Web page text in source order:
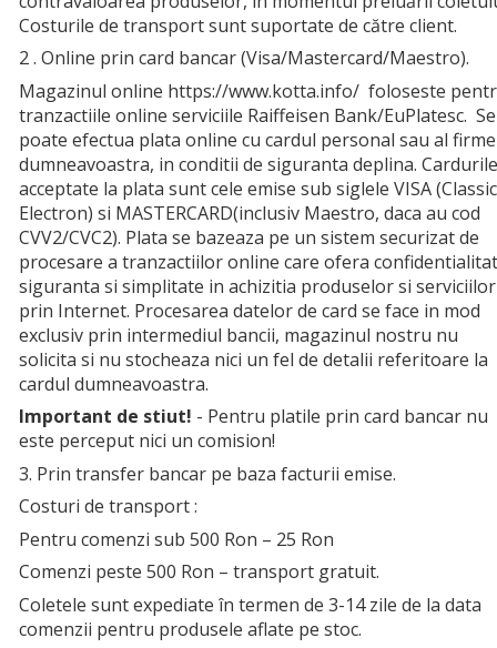
Costurile de transport sunt suportate de către client.
2 . Online prin card bancar (Visa/Mastercard/Maestro).
Magazinul online https://www.kotta.info/ foloseste
tranzactiile online serviciile Raiffeisen Bank/EuPlatesc. Se
poate efectua plata online cu cardul personal sau al
dumneavoastra, in conditii de siguranta deplina. Cardurile
acceptate la plata sunt cele emise sub siglele VISA
Electron) si MASTERCARD(inclusiv Maestro, daca au cod
CVV2/CVC2). Plata se bazeaza pe un sistem securizat de
procesare a tranzactiilor online care ofera
siguranta si simplitate in achizitia produselor si serviciilor
prin Internet. Procesarea datelor de card se face in mod
exclusiv prin intermediul bancii, magazinul nostru nu
solicita si nu stocheaza nici un fel de detalii referitoare la
cardul dumneavoastra.
Important de stiut! - Pentru platile prin card bancar nu
este perceput nici un comision!
3. Prin transfer bancar pe baza facturii emise.
Costuri de transport :
Pentru comenzi sub 500 Ron – 25 Ron
Comenzi peste 500 Ron – transport gratuit.
Coletele sunt expediate în termen de 3-14 zile de la data
comenzii pentru produsele aflate pe stoc.